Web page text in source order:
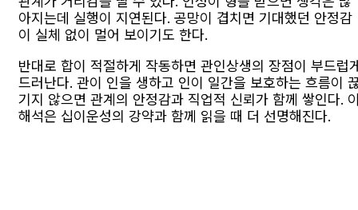
아지는데 실행이 지연된다. 공망이 겹치면 기대했던 안정감
이 실체 없이 멀어 보이기도 한다.
반대로 합이 적절하게 작동하면 관인상생의 장점이 부드럽
드러난다. 관이 인을 생하고 인이 일간을 보호하는 흐름이
기지 않으면 관계의 안정감과 직업적 신뢰가 함께 쌓인다.
해석은 십이운성의 강약과 함께 읽을 때 더 선명해진다.